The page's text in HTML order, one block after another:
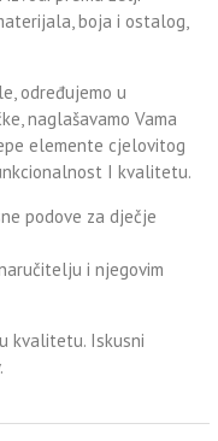
boja i ostalog,
određujemo u
naglašavamo Vama
elemente cjelovitog
I kvalitetu.
podove za dječje
i njegovim
kvalitetu. Iskusni